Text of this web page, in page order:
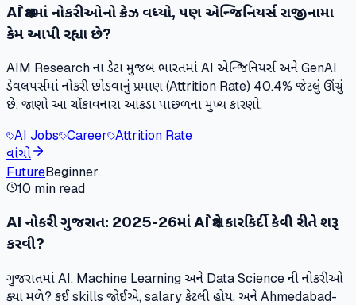
AI ક્ષેત્રમાં નોકરીઓનો ક્રેઝ વધ્યો, પણ એન્જિનિયર્સ રાજીનામા
કેમ આપી રહ્યા છે?
AIM Research ના ડેટા મુજબ ભારતમાં AI એન્જિનિયર્સ અને GenAI
ડેવલપર્સમાં નોકરી છોડવાનું પ્રમાણ (Attrition Rate) 40.4% જેટલું ઊંચું
છે. જાણો આ ચોંકાવનારા આંકડા પાછળના મુખ્ય કારણો.
AI Jobs Career Attrition Rate
વાંચો
FutureBeginner
10 min read
AI નોકરી ગુજરાત: 2025-26માં AI ક્ષેત્રે કારકિર્દી કેવી રીતે શરૂ
કરવી?
ગુજરાતમાં AI, Machine Learning અને Data Science ની નોકરીઓ
ક્યાં મળે? કઈ skills જોઈએ, salary કેટલી હોય, અને Ahmedabad-